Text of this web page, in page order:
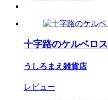
十字路のケルベロス
うしろまえ雑貨店
レビュー